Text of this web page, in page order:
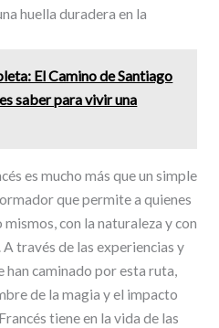
huella duradera en la
El Camino de Santiago
saber para vivir una
es mucho más que un simple
que permite a quienes
con la naturaleza y con
través de las experiencias y
caminado por esta ruta,
de la magia y el impacto
tiene en la vida de las